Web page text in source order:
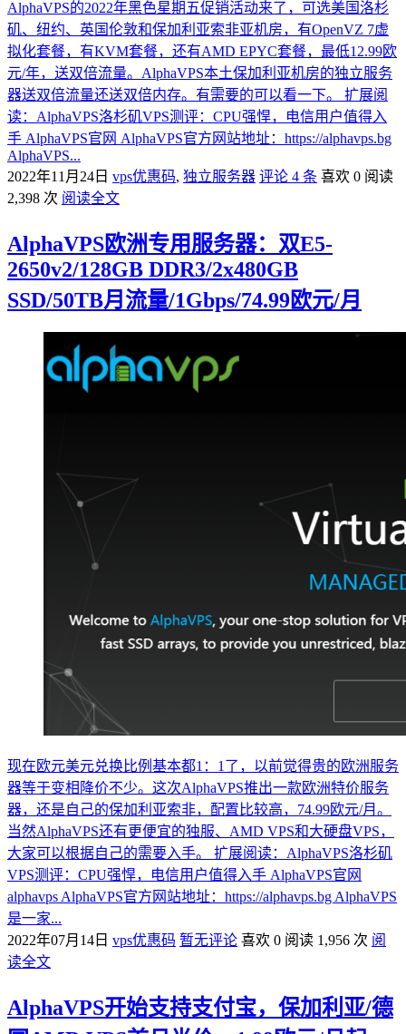
AlphaVPS的2022年黑色星期五促销活动来了，可选美国洛杉
矶、纽约、英国伦敦和保加利亚索非亚机房，有OpenVZ 7虚
拟化套餐，有KVM套餐，还有AMD EPYC套餐，最低12.99欧
元/年，送双倍流量。AlphaVPS本土保加利亚机房的独立服务
器送双倍流量还送双倍内存。有需要的可以看一下。 扩展阅
读：AlphaVPS洛杉矶VPS测评：CPU强悍，电信用户值得入
手 AlphaVPS官网 AlphaVPS官方网站地址：https://alphavps.bg
AlphaVPS...
2022年11月24日 vps优惠码, 独立服务器 评论 4 条 喜欢 0 阅读
2,398 次 阅读全文
AlphaVPS欧洲专用服务器：双E5-
2650v2/128GB DDR3/2x480GB
SSD/50TB月流量/1Gbps/74.99欧元/月
现在欧元美元兑换比例基本都1：1了，以前觉得贵的欧洲服务
器等于变相降价不少。这次AlphaVPS推出一款欧洲特价服务
器，还是自己的保加利亚索非，配置比较高，74.99欧元/月。
当然AlphaVPS还有更便宜的独服、AMD VPS和大硬盘VPS，
大家可以根据自己的需要入手。 扩展阅读：AlphaVPS洛杉矶
VPS测评：CPU强悍，电信用户值得入手 AlphaVPS官网
alphavps AlphaVPS官方网站地址：https://alphavps.bg AlphaVPS
是一家...
2022年07月14日 vps优惠码 暂无评论 喜欢 0 阅读 1,956 次 阅
读全文
AlphaVPS开始支持支付宝，保加利亚/德